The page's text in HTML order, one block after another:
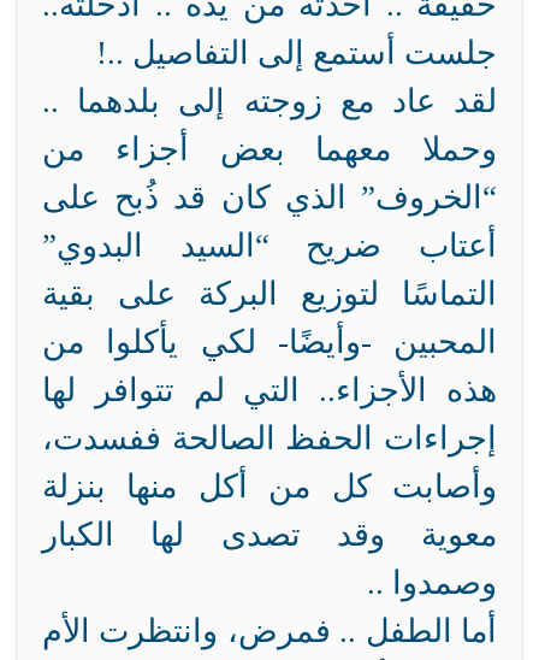
جلست أستمع إلى التفاصيل ..!
لقد عاد مع زوجته إلى بلدهما ..
وحملا معهما بعض أجزاء من
“الخروف” الذي كان قد ذُبح على
أعتاب ضريح “السيد البدوي”
التماسًا لتوزيع البركة على بقية
المحبين -وأيضًا- لكي يأكلوا من
هذه الأجزاء.. التي لم تتوافر لها
إجراءات الحفظ الصالحة ففسدت،
وأصابت كل من أكل منها بنزلة
معوية وقد تصدى لها الكبار
وصمدوا ..
أما الطفل .. فمرض، وانتظرت الأم